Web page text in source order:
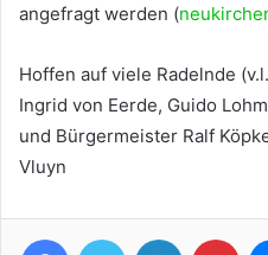
angefragt werden (
Hoffen auf viele Radelnde
Ingrid von Eerde, Guido
und Bürgermeister Ralf
Vluyn
FacebookTwitter LinkedIn